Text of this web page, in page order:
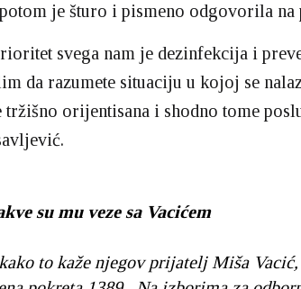
je šturo i pismeno odgovorila na
svega nam je dezinfekcija i
da razumete situaciju u kojoj se
orijentisana i shodno tome
su mu veze sa Vacićem
to kaže njegov prijatelj Miša